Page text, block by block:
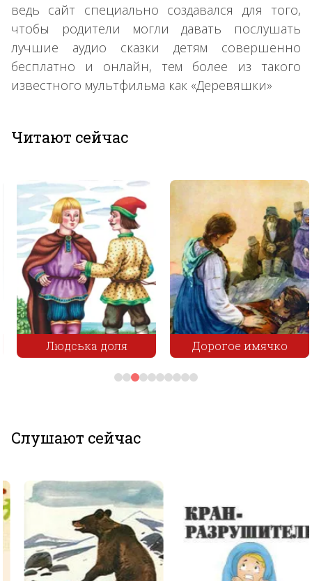
ведь сайт специально создавался для того,
чтобы родители могли давать послушать
лучшие аудио сказки детям совершенно
бесплатно и онлайн, тем более из такого
известного мультфильма как «Деревяшки»
Читают сейчас
Людська доля Дорогое имячко
Слушают сейчас